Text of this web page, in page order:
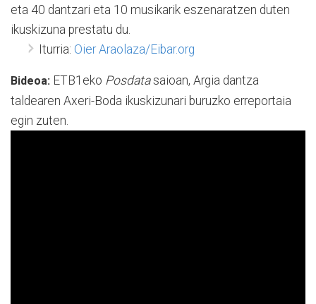
eta 40 dantzari eta 10 musikarik eszenaratzen duten
ikuskizuna prestatu du.
Iturria: Oier Araolaza/Eibar.org
Bideoa: ETB1eko Posdatasaioan, Argia dantza
taldearen Axeri-Boda ikuskizunari buruzko erreportaia
egin zuten.